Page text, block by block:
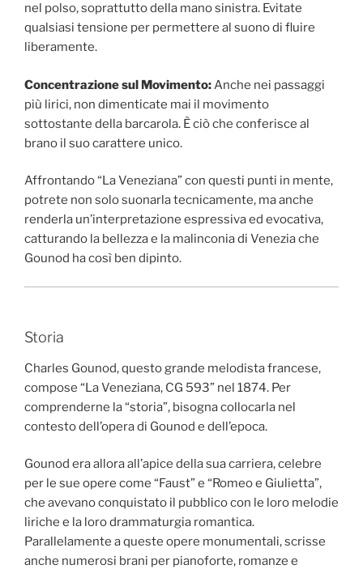
nel polso, soprattutto della mano sinistra. Evitate
qualsiasi tensione per permettere al suono di fluire
liberamente.
Concentrazione sul Movimento:Anche nei passaggi
più lirici, non dimenticate mai il movimento
sottostante della barcarola. È ciò che conferisce al
brano il suo carattere unico.
Affrontando “La Veneziana” con questi punti in mente,
potrete non solo suonarla tecnicamente, ma anche
renderla un’interpretazione espressiva ed evocativa,
catturando la bellezza e la malinconia di Venezia che
Gounod ha così ben dipinto.
Storia
Charles Gounod, questo grande melodista francese,
compose “La Veneziana, CG 593” nel 1874. Per
comprenderne la “storia”, bisogna collocarla nel
contesto dell’opera di Gounod e dell’epoca.
Gounod era allora all’apice della sua carriera, celebre
per le sue opere come “Faust” e “Romeo e Giulietta”,
che avevano conquistato il pubblico con le loro melodie
liriche e la loro drammaturgia romantica.
Parallelamente a queste opere monumentali, scrisse
anche numerosi brani per pianoforte, romanze e